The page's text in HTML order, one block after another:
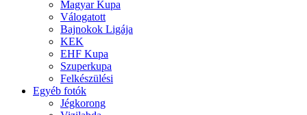
Magyar Kupa
Válogatott
Bajnokok Ligája
KEK
EHF Kupa
Szuperkupa
Felkészülési
Egyéb fotók
Jégkorong